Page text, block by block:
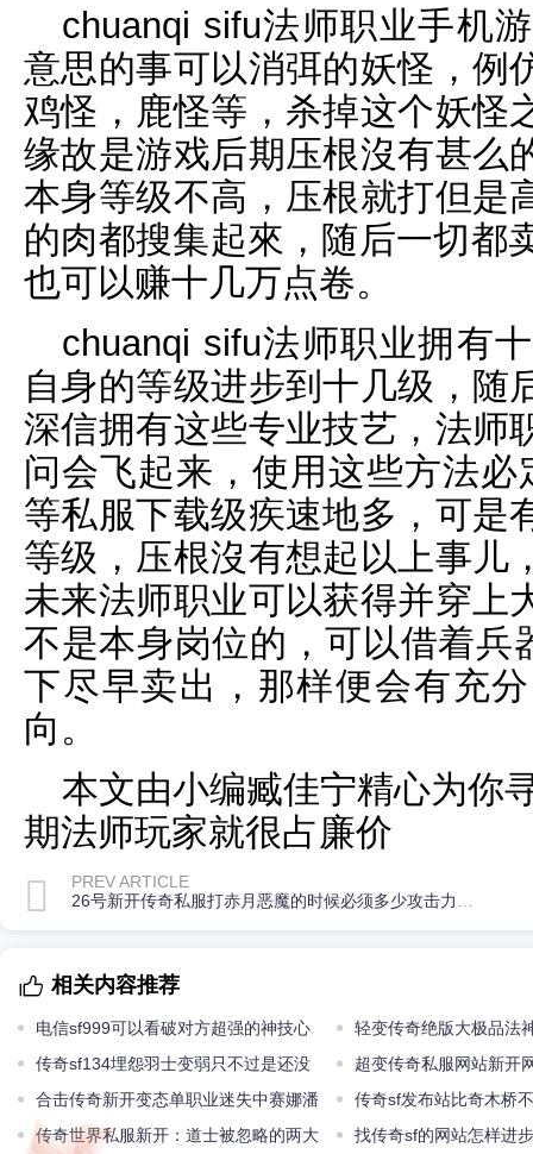
chuanqi sifu法师职业手机
意思的事可以消弭的妖怪，例
鸡怪，鹿怪等，杀掉这个妖怪
缘故是游戏后期压根沒有甚么
本身等级不高，压根就打但是
的肉都搜集起來，随后一切都
也可以赚十几万点卷。
chuanqi sifu法师职业拥有
自身的等级进步到十几级，随
深信拥有这些专业技艺，法师
问会飞起来，使用这些方法
等私服下载级疾速地多，可是
等级，压根沒有想起以上事儿
未来法师职业可以获得并穿上
不是本身岗位的，可以借着兵
下尽早卖出，那样便会有充
向。
本文由小编臧佳宁精心为你
期法师玩家就很占廉价
PREV ARTICLE
相关内容推荐
电信sf999可以看破对方超强的神技心
灵启发
轻变传奇绝版大极品法
传奇sf134埋怨羽士变弱只不过是还没
更丰富
超变传奇私服网站新开
好玩的小游戏到达了大
合击传奇新开变态单职业迷失中赛娜潘
森成王牌结合
传奇sf发布站比奇木桥
建的是他为助手阿妍而建
传奇世界私服新开：道士被忽略的两大
找传奇sf的网站怎样进